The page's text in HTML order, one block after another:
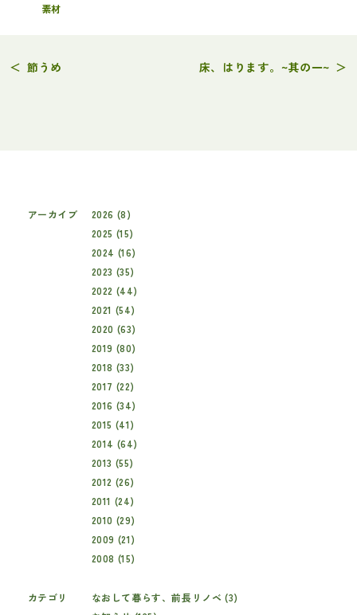
素材
＜ 節うめ 床、はります。~其の一~ ＞
アーカイブ
2026 (8)
2025 (15)
2024 (16)
2023 (35)
2022 (44)
2021 (54)
2020 (63)
2019 (80)
2018 (33)
2017 (22)
2016 (34)
2015 (41)
2014 (64)
2013 (55)
2012 (26)
2011 (24)
2010 (29)
2009 (21)
2008 (15)
カテゴリ
なおして暮らす、前長リノベ (3)